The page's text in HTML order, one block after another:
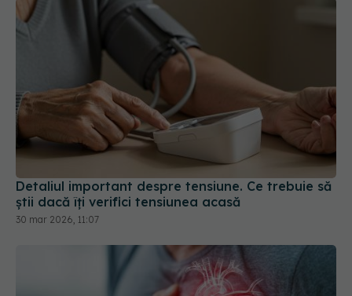
Detaliul important despre tensiune. Ce trebuie să
știi dacă îți verifici tensiunea acasă
30 mar 2026, 11:07